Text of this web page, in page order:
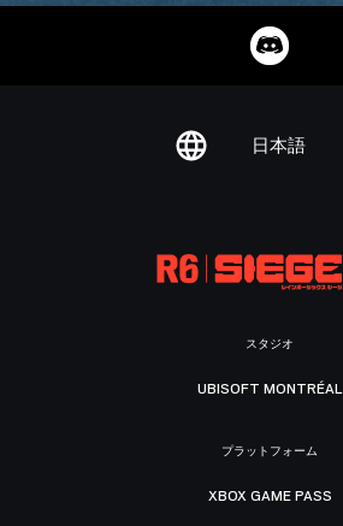
日本語
スタジオ
UBISOFT MONTRÉAL
プラットフォーム
XBOX GAME PASS